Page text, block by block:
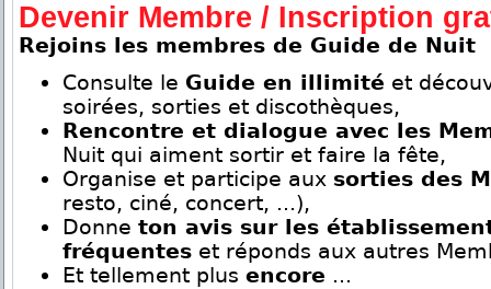
Devenir Membre / Inscription
Rejoins les membres de Guide de Nuit
Consulte le Guide en illimité et
soirées, sorties et discothèques,
Rencontre et dialogue avec les
Nuit qui aiment sortir et faire la fête,
Organise et participe aux sorties des
resto, ciné, concert, ...),
Donne ton avis sur les
fréquentes et réponds aux autres
Et tellement plus encore ...